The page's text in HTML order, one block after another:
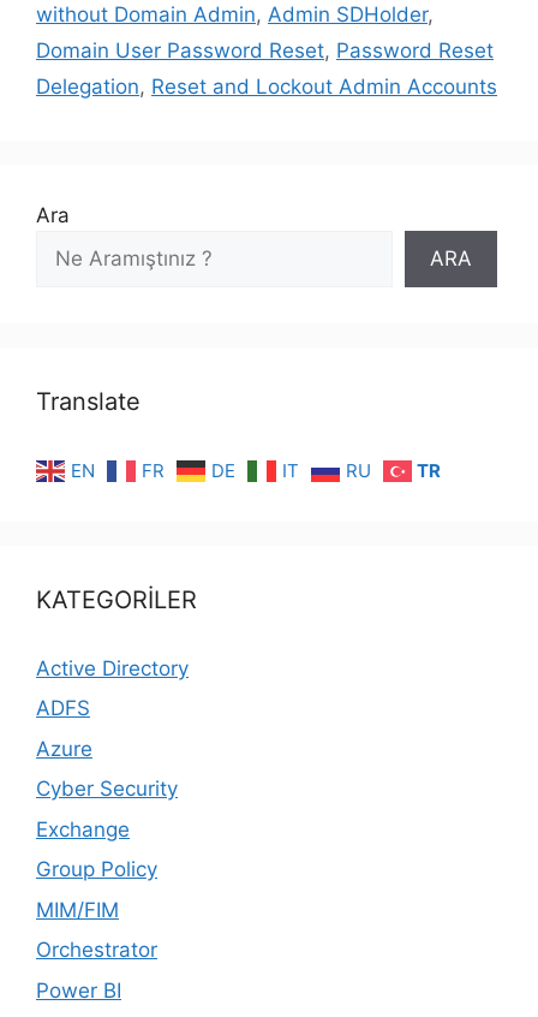
without Domain Admin, Admin SDHolder,
Domain User Password Reset, Password Reset
Delegation, Reset and Lockout Admin Accounts
Ara
ARA
Translate
EN FR DE IT RU TR
KATEGORİLER
Active Directory
ADFS
Azure
Cyber Security
Exchange
Group Policy
MIM/FIM
Orchestrator
Power BI